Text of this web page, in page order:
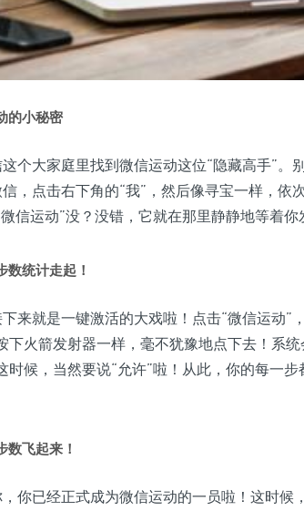
的小秘密
个大家庭里找到微信运动这位“隐藏高手”。
，点击右下角的“我”，然后像寻宝一样，依
信运动”没？没错，它就在那里静静地等着你
数统计走起！
来就是一键激活的大戏啦！点击“微信运动”
下火箭发射器一样，毫不犹豫地点下去！系
时候，当然要说“允许”啦！从此，你的每一
数飞起来！
你已经正式成为微信运动的一员啦！这时候